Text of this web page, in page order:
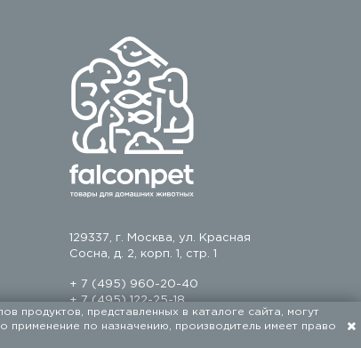
129337, г. Москва, ул. Красная
Сосна, д. 2, корп. 1, стр. 1
+ 7 (495) 960-20-40
+ 7 (495) 122-25-18
Разработка сайта — FACE FAMILY
продуктов, представленных в каталоге сайта, могут
применение по назначению, производитель имеет право